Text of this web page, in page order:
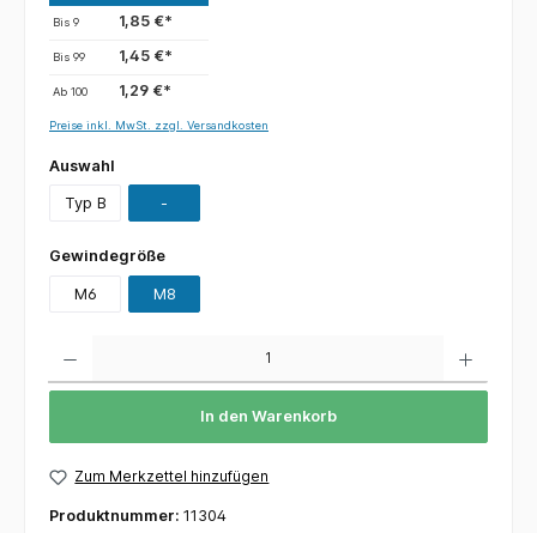
Bis9 1,85 €*
Bis99 1,45 €*
Ab100 1,29 €*
Preise inkl. MwSt. zzgl. Versandkosten
Auswahl
Typ B -
Gewindegröße
M6 M8
In den Warenkorb
Zum Merkzettel hinzufügen
Produktnummer: 11304